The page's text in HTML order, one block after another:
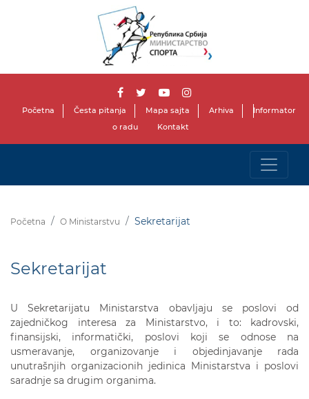
Početna Česta pitanja Mapa sajta Arhiva
Informator
o radu
Kontakt
Početna O Ministarstvu Sekretarijat
Sekretarijat
U Sekretarijatu Ministarstva obavljaju se poslovi od
zajedničkog interesa za Ministarstvo, i to: kadrovski,
finansijski, informatički, poslovi koji se odnose na
usmeravanje, organizovanje i objedinjavanje rada
unutrašnjih organizacionih jedinica Ministarstva i poslovi
saradnje sa drugim organima.